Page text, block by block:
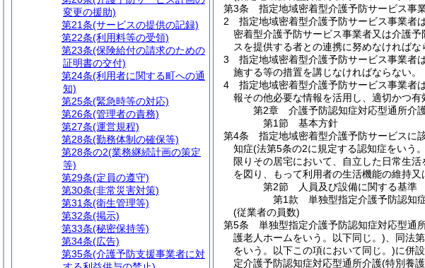
第3条
指定地域密着型介護予防サービス事
2
指定地域密着型介護予防サービス事業者
密着型介護予防サービス事業者又は介護
スを提供する者との連携に努めなければな
3
指定地域密着型介護予防サービス事業者
施する等の措置を講じなければならない。
4
指定地域密着型介護予防サービス事業者
報その他必要な情報を活用し、適切かつ有
第2章
介護予防認知症対応型通所介
第1節
基本方針
第4条
指定地域密着型介護予防サービスに
知症(法第5条の2に規定する認知症をいう
限りその居宅において、自立した日常生
を図り、もって利用者の生活機能の維持
第2節
人員及び設備に関する基準
第1款
単独型指定介護予防認知
(従業者の員数)
第5条
単独型指定介護予防認知症対応型通
護老人ホームをいう。以下同じ。) 、同法
をいう。以下この項において同じ。)に併
定介護予防認知症対応型通所介護(特別養
変更の援助)
第21条(サービスの提供の記録)
第22条(利用料等の受領)
第23条(保険給付の請求のための
証明書の交付)
第24条(利用者に関する町への通
知)
第25条(緊急時等の対応)
第26条(管理者の責務)
第27条(運営規程)
第28条(勤務体制の確保等)
第28条の2(業務継続計画の策定
等)
第29条(定員の遵守)
第30条(非常災害対策)
第31条(衛生管理等)
第32条(掲示)
第33条(秘密保持等)
第34条(広告)
第35条(介護予防支援事業者に対